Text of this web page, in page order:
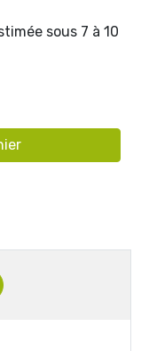
sous 7 à 10